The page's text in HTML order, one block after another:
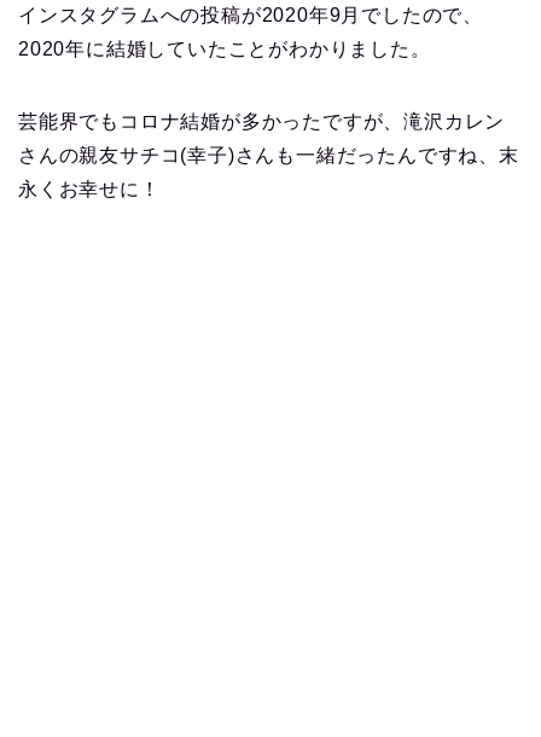
インスタグラムへの投稿が2020年9月でしたので、
2020年に結婚していたことがわかりました。
芸能界でもコロナ結婚が多かったですが、滝沢カレン
さんの親友サチコ(幸子)さんも一緒だったんですね、末
永くお幸せに！